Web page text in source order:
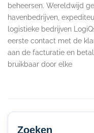
beheersen. Wereldwijd
havenbedrijven,
logistieke bedrijven
eerste contact met de
aan de facturatie en
bruikbaar door elke
Secondary
Sidebar
Zoeken